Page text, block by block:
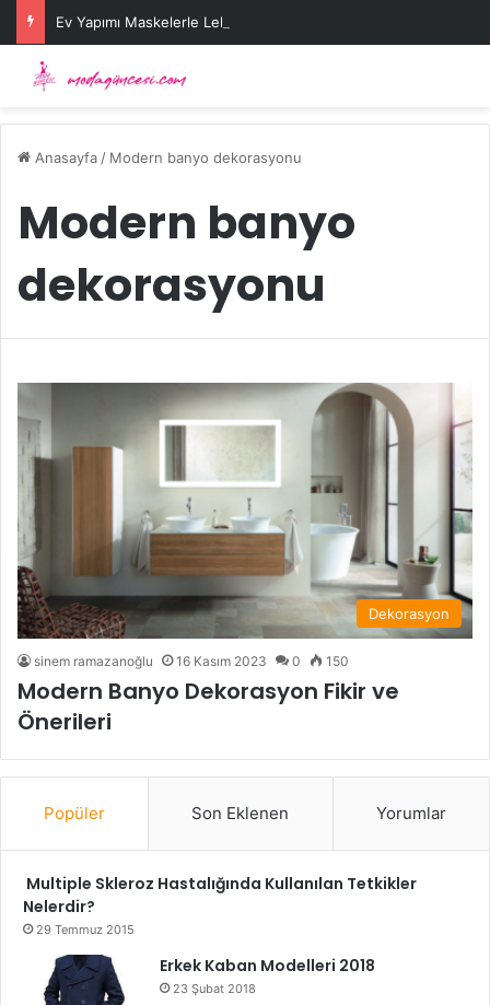
Ev Yapımı Maskelerle Leke Sorununa Çözüm Önerileri
Anasayfa / Modern banyo dekorasyonu
Modern banyo
dekorasyonu
Dekorasyon
sinem ramazanoğlu 16 Kasım 2023 0 150
Modern Banyo Dekorasyon Fikir ve
Önerileri
Popüler Son Eklenen Yorumlar
Multiple Skleroz Hastalığında Kullanılan Tetkikler
Nelerdir?
29 Temmuz 2015
Erkek Kaban Modelleri 2018
23 Şubat 2018